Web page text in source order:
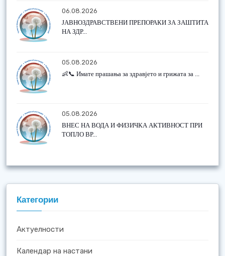
06.08.2026
ЈАВНОЗДРАВСТВЕНИ ПРЕПОРАКИ ЗА ЗАШТИТА
НА ЗДР...
05.08.2026
👶📞 Имате прашања за здравјето и грижата за ...
05.08.2026
ВНЕС НА ВОДА И ФИЗИЧКА АКТИВНОСТ ПРИ
ТОПЛО ВР...
Категории
Актуелности
Календар на настани